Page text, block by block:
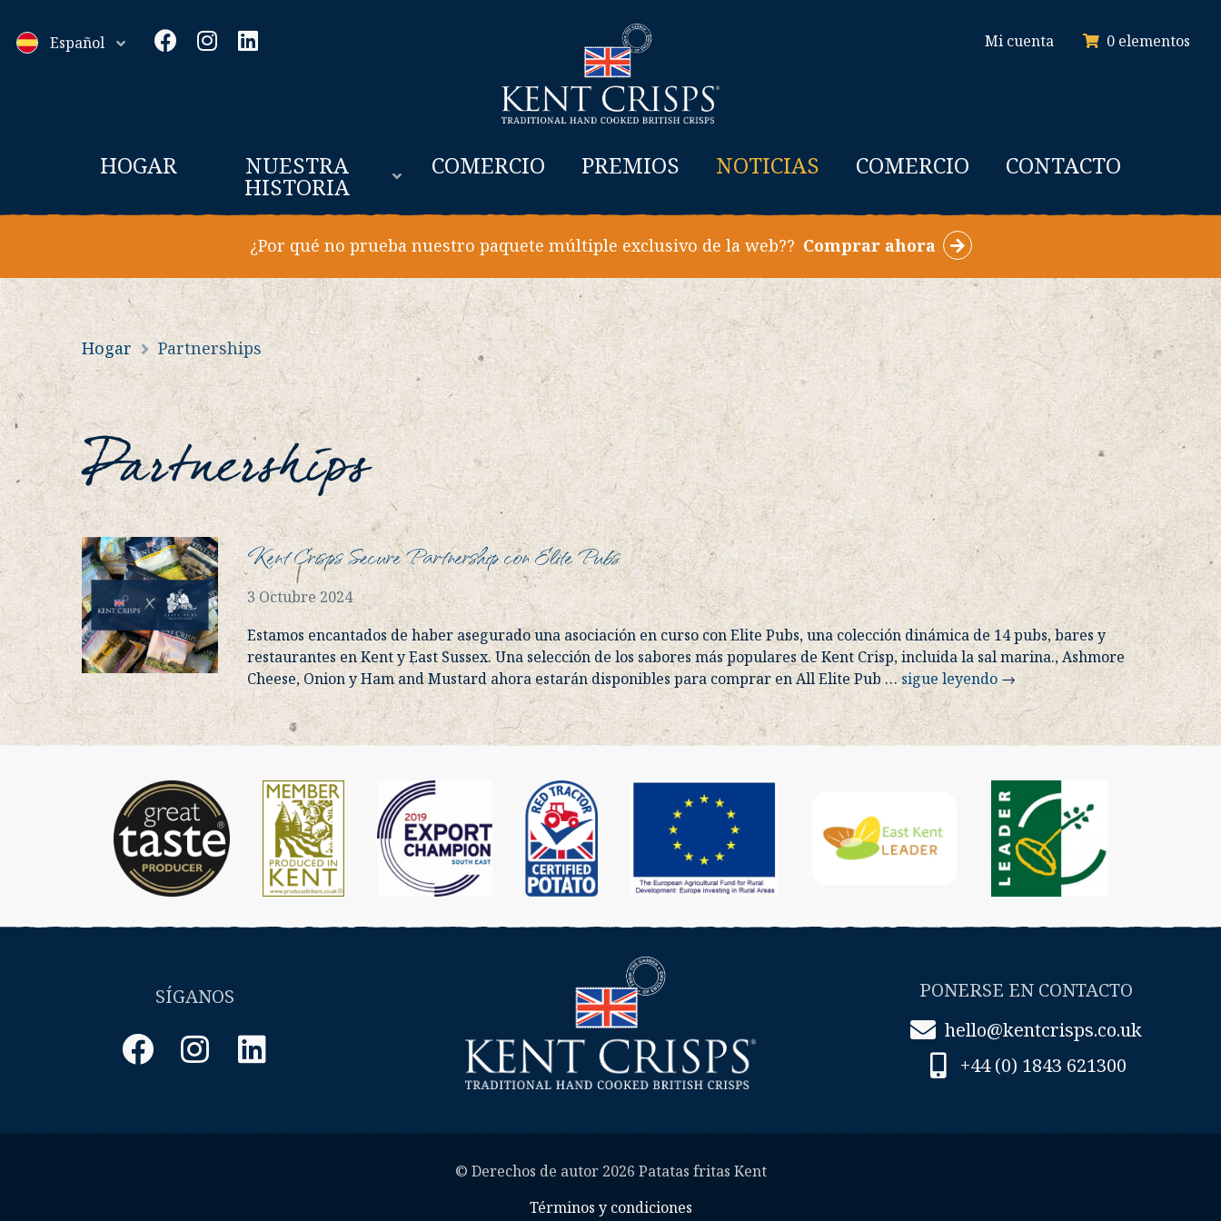
Español FacebookInstagram Mi cuenta 0 elementos
HOGAR NUESTRA
HISTORIA
COMERCIO PREMIOS NOTICIAS COMERCIO CONTACTO
¿Por qué no prueba nuestro paquete múltiple exclusivo de la web?? Comprar ahora
Hogar Partnerships
Partnerships
Kent Crisps Secure Partnership con Elite Pubs
3 Octubre 2024
Estamos encantados de haber asegurado una asociación en curso con Elite Pubs, una colección dinámica de 14 pubs, bares y
restaurantes en Kent y East Sussex. Una selección de los sabores más populares de Kent Crisp, incluida la sal marina., Ashmore
Cheese, Onion y Ham and Mustard ahora estarán disponibles para comprar en All Elite Pub …sigue leyendo →
SÍGANOS
FacebookInstagram
PONERSE EN CONTACTO
hello@kentcrisps.co.uk
+44 (0) 1843 621300
© Derechos de autor 2026 Patatas fritas Kent
Términos y condiciones